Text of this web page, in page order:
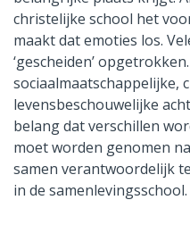
christelijke school het
maakt dat emoties los.
‘gescheiden’
sociaalmaatschappelijke,
levensbeschouwelijke
belang dat verschillen
moet worden genomen
samen verantwoordelijk
in de samenlevingsschool.